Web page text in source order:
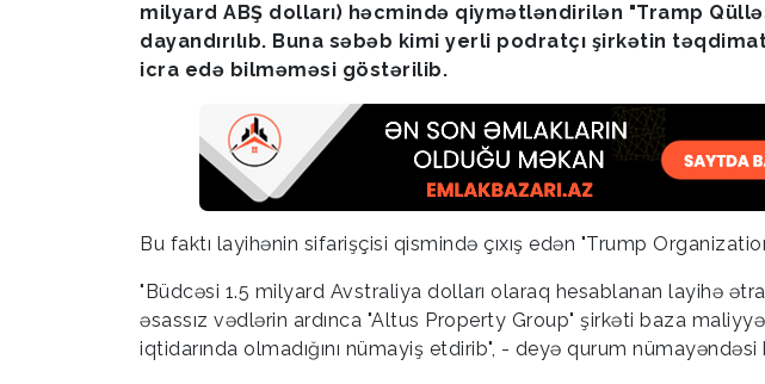
milyard ABŞ dolları) həcmində qiymətləndirilən "Tramp
dayandırılıb. Buna səbəb kimi yerli podratçı şirkətin
icra edə bilməməsi göstərilib.
Bu faktı layihənin sifarişçisi qismində çıxış edən "Trump
"Büdcəsi 1.5 milyard Avstraliya dolları olaraq hesablanan layihə
əsassız vədlərin ardınca "Altus Property Group" şirkəti baza
iqtidarında olmadığını nümayiş etdirib", - deyə qurum nümayəndəsi